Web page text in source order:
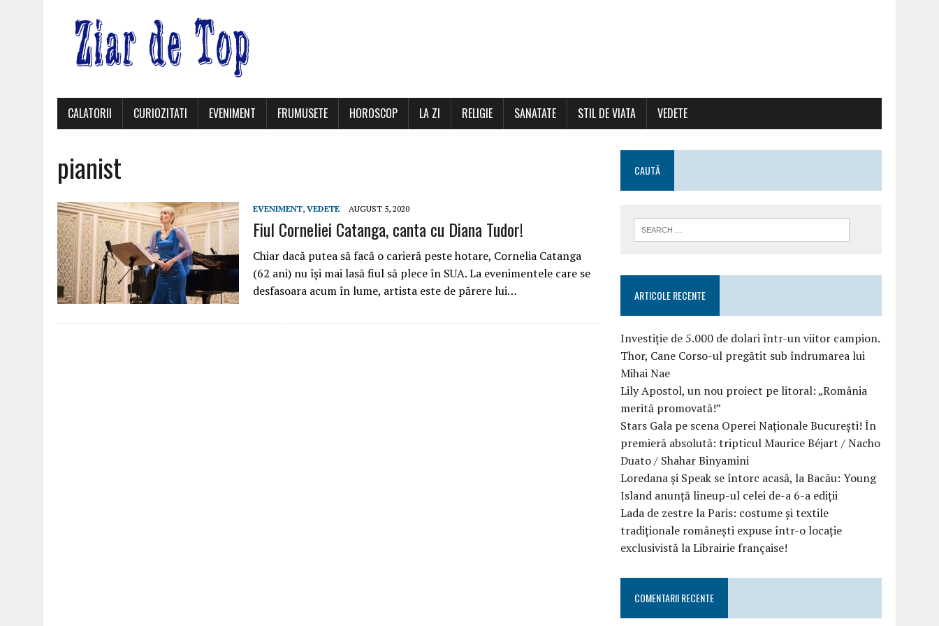
CALATORII CURIOZITATI EVENIMENT FRUMUSETE HOROSCOP LA ZI RELIGIE SANATATE STIL DE VIATA VEDETE
pianist
EVENIMENT, VEDETE AUGUST 5, 2020
Fiul Corneliei Catanga, canta cu Diana Tudor!
Chiar dacă putea să facă o carieră peste hotare, Cornelia Catanga
(62 ani) nu își mai lasă fiul să plece în SUA. La evenimentele care se
desfasoara acum în lume, artista este de părere lui…
CAUTĂ
ARTICOLE RECENTE
Investiție de 5.000 de dolari într-un viitor campion.
Thor, Cane Corso-ul pregătit sub îndrumarea lui
Mihai Nae
Lily Apostol, un nou proiect pe litoral: „România
merită promovată!”
Stars Gala pe scena Operei Naționale București! În
premieră absolută: tripticul Maurice Béjart / Nacho
Duato / Shahar Binyamini
Loredana și Speak se întorc acasă, la Bacău: Young
Island anunță lineup-ul celei de-a 6-a ediții
Lada de zestre la Paris: costume și textile
tradiționale românești expuse într-o locație
exclusivistă la Librairie française!
COMENTARII RECENTE